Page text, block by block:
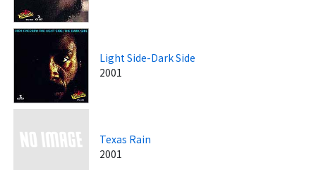
Light Side-Dark Side
2001
Texas Rain
2001